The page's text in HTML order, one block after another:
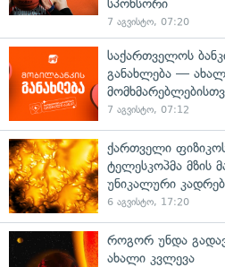
სპონსორი
7 აგვისტო, 07:20
საქართველოს
განახლება —
7 აგვისტო, 07:12
ქართველი
ტელესკოპმა მზის
უნიკალური
6 აგვისტო, 17:20
როგორ უნდა
ახალი კვლევა